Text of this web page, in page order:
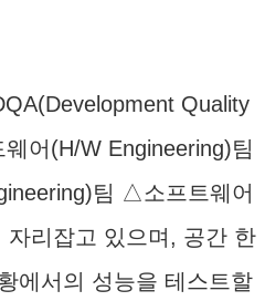
Quality
어(H/W Engineering)팀
팀 △소프트웨어
자리잡고 있으며, 공간 한
에서의 성능을 테스트할